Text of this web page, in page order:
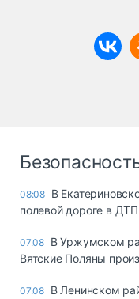
08:08 В
полевой дороге в
07.08 В Уржумском
Вятские Поляны
07.08 В Ленинском